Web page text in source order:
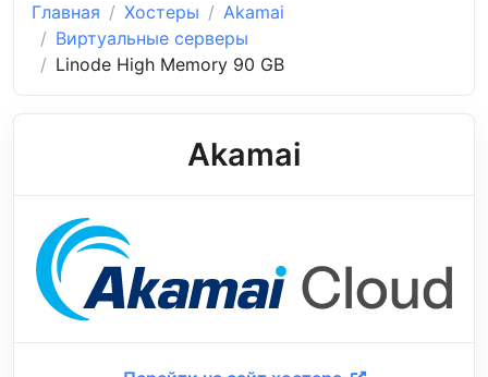
Главная Хостеры
Akamai
Виртуальные серверы
Linode High Memory 90 GB
Akamai